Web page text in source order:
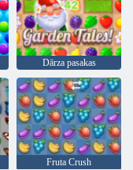
Dārza pasakas
Fruta Crush